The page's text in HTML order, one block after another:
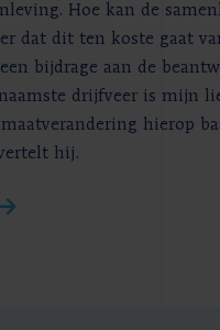
Hoe kan de
dat dit ten koste gaat
een bijdrage aan de
drijfveer is mijn
hierop
hij.